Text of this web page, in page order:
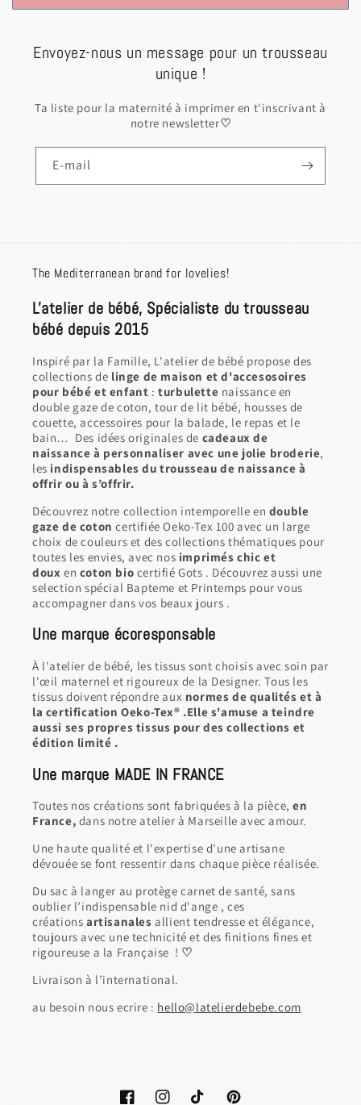
Envoyez-nous un message pour un trousseau
unique !
Ta liste pour la maternité à imprimer en t'inscrivant à
notre newsletter♡
E-mail
The Mediterranean brand for lovelies!
L'atelier de bébé, Spécialiste du trousseau
bébé depuis 2015
Inspiré par la Famille, L'atelier de bébé propose des
collections de linge de maison et d'accesosoires
pour bébé et enfant :turbulette naissance en
double gaze de coton, tour de lit bébé, housses de
couette, accessoires pour la balade, le repas et le
bain… Des idées originales de cadeaux de
naissance à personnaliser avec une jolie broderie,
les indispensables du trousseau de naissance à
offrir ou à s’offrir.
Découvrez notre collection intemporelle en double
gaze de coton certifiée Oeko-Tex 100 avec un large
choix de couleurs et des collections thématiques pour
toutes les envies, avec nos imprimés chic et
doux en coton bio certifié Gots . Découvrez aussi une
selection spécial Bapteme et Printemps pour vous
accompagner dans vos beaux jours .
Une marque écoresponsable
À l'atelier de bébé, les tissus sont choisis avec soin par
l'œil maternel et rigoureux de la Designer. Tous les
tissus doivent répondre aux normes de qualités et à
la certification Oeko-Tex® .Elle s'amuse a teindre
aussi ses propres tissus pour des collections et
édition limité .
Une marque MADE IN FRANCE
Toutes nos créations sont fabriquées à la pièce, en
France, dans notre atelier à Marseille avec amour.
Une haute qualité et l'expertise d'une artisane
dévouée se font ressentir dans chaque pièce réalisée.
Du sac à langer au protège carnet de santé, sans
oublier l’indispensable nid d'ange , ces
créations artisanales allient tendresse et élégance,
toujours avec une technicité et des finitions fines et
rigoureuse a la Française ! ♡
Livraison à l’international.
au besoin nous ecrire : hello@latelierdebebe.com